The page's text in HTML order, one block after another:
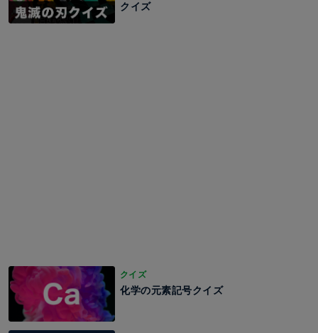
クイズ
クイズ
化学の元素記号クイズ